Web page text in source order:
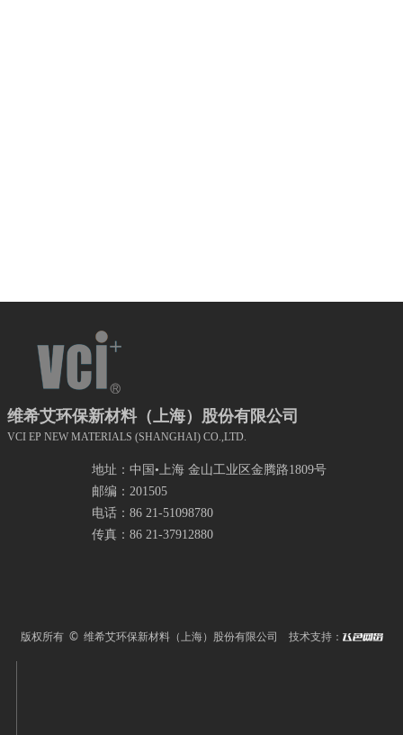
版权所有 © 维希艾环保新材料（上海）股份有限公司 技术支持：
地址：中国•上海 金山工业区金腾路1809号
邮编：201505
电话：86 21-51098780
传真：86 21-37912880
维希艾环保新材料（上海）股份有限公司
VCI EP NEW MATERIALS (SHANGHAI) CO.,LTD.